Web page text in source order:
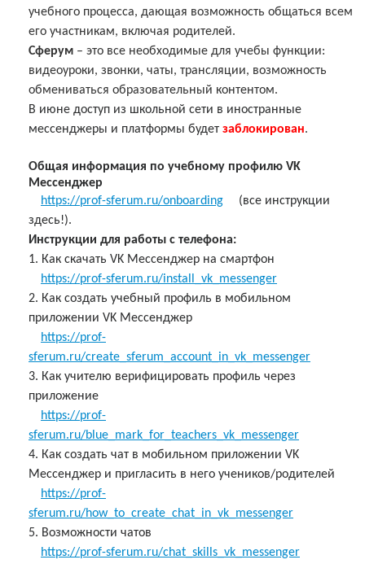
учебного процесса, дающая возможность общаться всем
его участникам, включая родителей.
Сферум – это все необходимые для учебы функции:
видеоуроки, звонки, чаты, трансляции, возможность
обмениваться образовательный контентом.
В июне доступ из школьной сети в иностранные
мессенджеры и платформы будет заблокирован.
Общая информация по учебному профилю VK
Мессенджер
https://prof-sferum.ru/onboarding
(все инструкции
здесь!).
Инструкции для работы с телефона:
1. Как скачать VK Мессенджер на смартфон
https://prof-sferum.ru/install_vk_messenger
2. Как создать учебный профиль в мобильном
приложении VK Мессенджер
https://prof-
sferum.ru/create_sferum_account_in_vk_messenger
3. Как учителю верифицировать профиль через
приложение
https://prof-
sferum.ru/blue_mark_for_teachers_vk_messenger
4. Как создать чат в мобильном приложении VK
Мессенджер и пригласить в него учеников/родителей
https://prof-
sferum.ru/how_to_create_chat_in_vk_messenger
5. Возможности чатов
https://prof-sferum.ru/chat_skills_vk_messenger